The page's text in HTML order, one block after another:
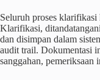
Seluruh proses klarifikasi
Klarifikasi,
dan disimpan dalam
audit trail. Dokumentasi
sanggahan, pemeriksaan